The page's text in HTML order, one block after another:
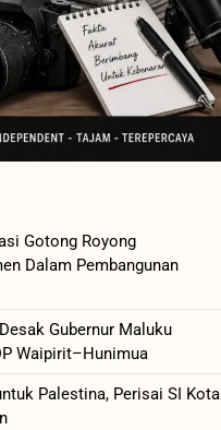
Gotong Royong
Dalam Pembangunan
Gubernur Maluku
Waipirit–Hunimua
Palestina, Perisai SI Kota